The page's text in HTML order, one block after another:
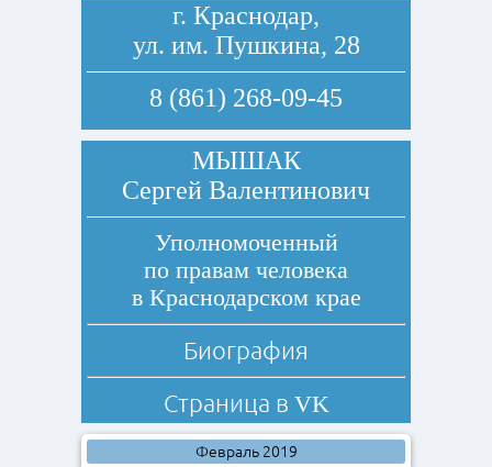
г. Краснодар,
ул. им. Пушкина, 28
8 (861) 268-09-45
МЫШАК
Сергей Валентинович
Уполномоченный
по правам человека
в Краснодарском крае
Биография
Страница в VK
Февраль 2019